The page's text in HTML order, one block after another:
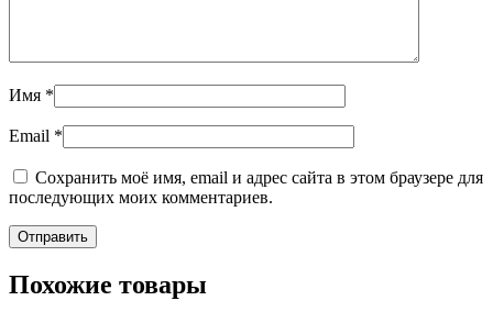
Имя *
Email *
Сохранить моё имя, email и адрес сайта в этом браузере для
последующих моих комментариев.
Похожие товары